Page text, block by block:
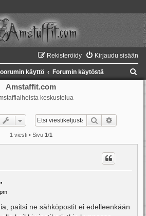
Kirjaudu sisään
Rekisteröidy
käyttö Forumin käytöstä
Amstaffit.com
keskustelua
Etsi
1 viesti • Sivu 1/1
paitsi ne sähköpostit ei edelleenkään